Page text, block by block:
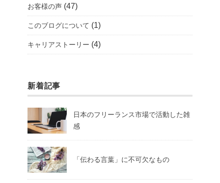
お客様の声 (47)
このブログについて (1)
キャリアストーリー (4)
新着記事
日本のフリーランス市場で活動した雑
感
「伝わる言葉」に不可欠なもの